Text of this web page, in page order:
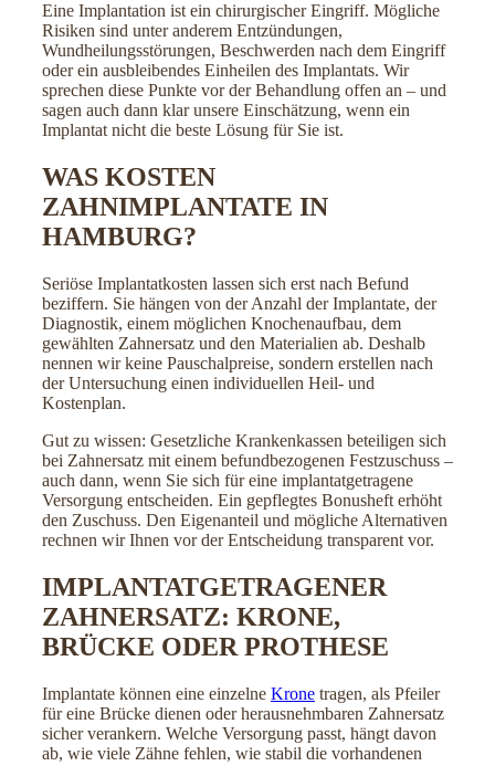
Eine Implantation ist ein chirurgischer Eingriff. Mögliche
Risiken sind unter anderem Entzündungen,
Wundheilungsstörungen, Beschwerden nach dem Eingriff
oder ein ausbleibendes Einheilen des Implantats. Wir
sprechen diese Punkte vor der Behandlung offen an – und
sagen auch dann klar unsere Einschätzung, wenn ein
Implantat nicht die beste Lösung für Sie ist.
WAS KOSTEN
ZAHNIMPLANTATE IN
HAMBURG?
Seriöse Implantatkosten lassen sich erst nach Befund
beziffern. Sie hängen von der Anzahl der Implantate, der
Diagnostik, einem möglichen Knochenaufbau, dem
gewählten Zahnersatz und den Materialien ab. Deshalb
nennen wir keine Pauschalpreise, sondern erstellen nach
der Untersuchung einen individuellen Heil- und
Kostenplan.
Gut zu wissen: Gesetzliche Krankenkassen beteiligen sich
bei Zahnersatz mit einem befundbezogenen Festzuschuss –
auch dann, wenn Sie sich für eine implantatgetragene
Versorgung entscheiden. Ein gepflegtes Bonusheft erhöht
den Zuschuss. Den Eigenanteil und mögliche Alternativen
rechnen wir Ihnen vor der Entscheidung transparent vor.
IMPLANTATGETRAGENER
ZAHNERSATZ: KRONE,
BRÜCKE ODER PROTHESE
Implantate können eine einzelne Krone tragen, als Pfeiler
für eine Brücke dienen oder herausnehmbaren Zahnersatz
sicher verankern. Welche Versorgung passt, hängt davon
ab, wie viele Zähne fehlen, wie stabil die vorhandenen